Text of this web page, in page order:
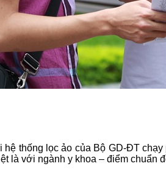
hệ thống lọc ảo của Bộ GD-ĐT
là với ngành y khoa – điểm chuẩn